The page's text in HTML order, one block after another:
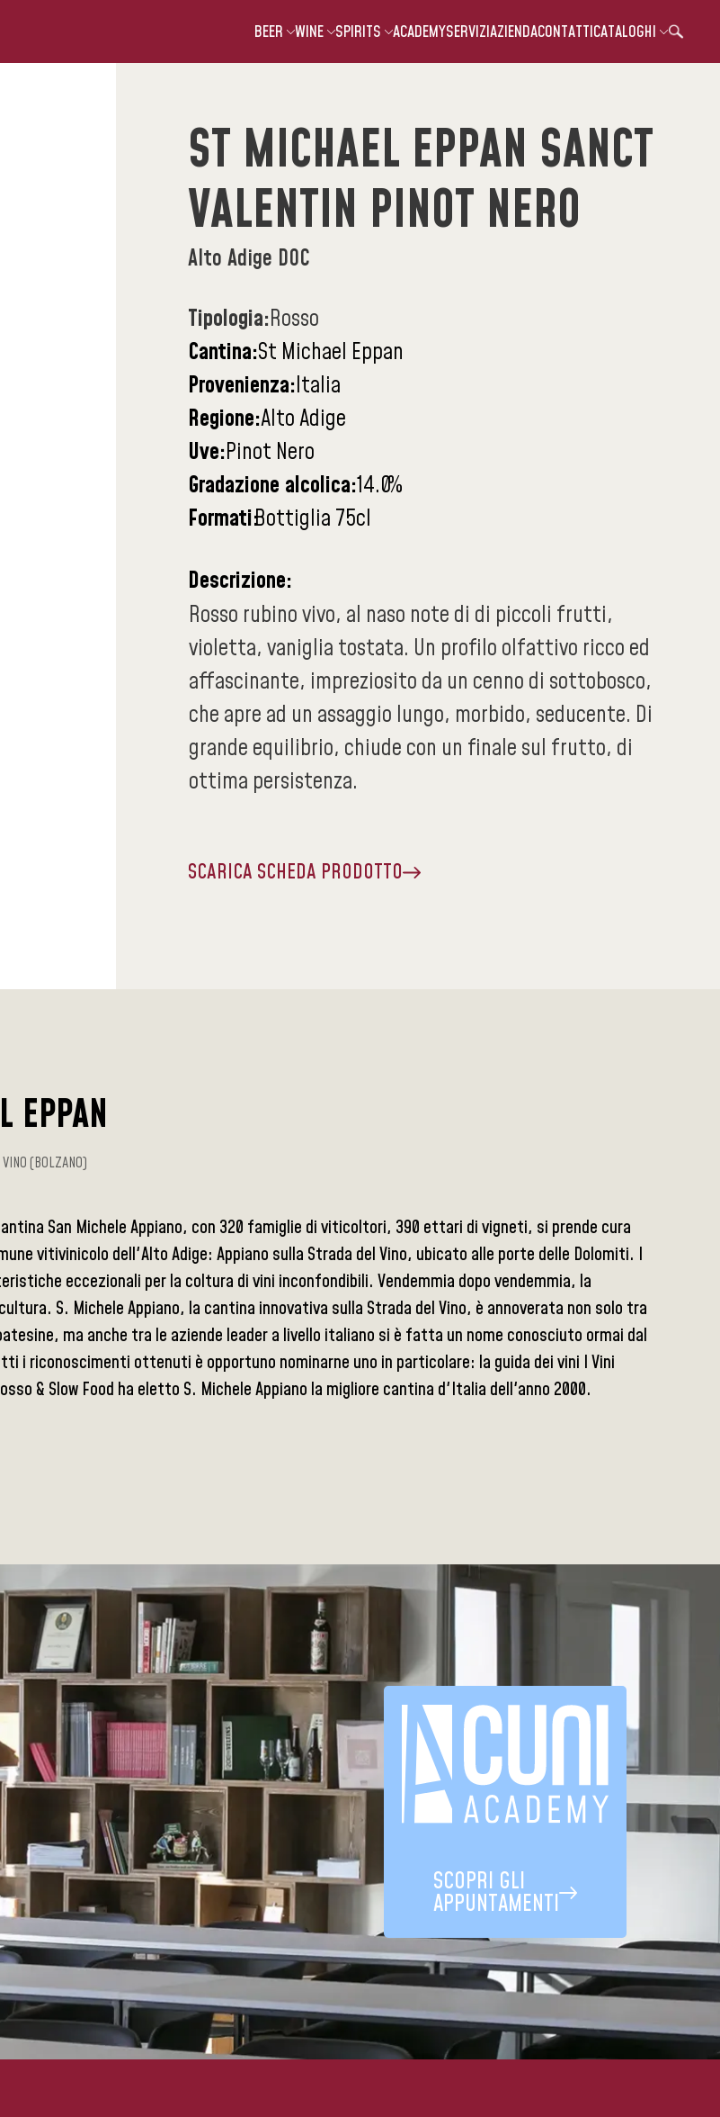
BEER WINE SPIRITS ACADEMYSERVIZIAZIENDACONTATTICATALOGHI
ST MICHAEL EPPAN SANCT
VALENTIN PINOT NERO
Alto Adige DOC
Tipologia:Rosso
Cantina:St Michael Eppan
Provenienza:Italia
Regione:Alto Adige
Uve:Pinot Nero
Gradazione alcolica:14.0%
Formati:Bottiglia 75cl
Descrizione:
Rosso rubino vivo, al naso note di di piccoli frutti,
violetta, vaniglia tostata. Un profilo olfattivo ricco ed
affascinante, impreziosito da un cenno di sottobosco,
che apre ad un assaggio lungo, morbido, seducente. Di
grande equilibrio, chiude con un finale sul frutto, di
ottima persistenza.
SCARICA SCHEDA PRODOTTO
EPPAN
(BOLZANO)
San Michele Appiano, con 320 famiglie di viticoltori, 390 ettari di vigneti, si prende cura
vitivinicolo dell'Alto Adige: Appiano sulla Strada del Vino, ubicato alle porte delle Dolomiti. I
eccezionali per la coltura di vini inconfondibili. Vendemmia dopo vendemmia, la
S. Michele Appiano, la cantina innovativa sulla Strada del Vino, è annoverata non solo tra
ma anche tra le aziende leader a livello italiano si è fatta un nome conosciuto ormai dal
i riconoscimenti ottenuti è opportuno nominarne uno in particolare: la guida dei vini I Vini
& Slow Food ha eletto S. Michele Appiano la migliore cantina d'Italia dell'anno 2000.
SCOPRI GLI
APPUNTAMENTI